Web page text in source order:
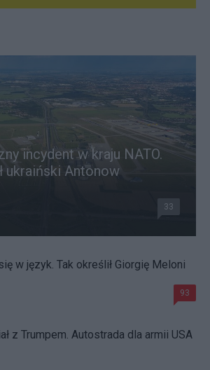
incydent w kraju NATO.
ukraiński Antonow
33
w język. Tak określił Giorgię Meloni
93
z Trumpem. Autostrada dla armii USA